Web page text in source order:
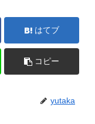
はてブ
コピー
yutaka